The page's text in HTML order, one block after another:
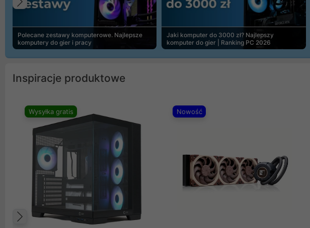
Polecane zestawy komputerowe. Najlepsze
komputery do gier i pracy
Jaki komputer do 3000 zł? Najlepszy
komputer do gier | Ranking PC 2026
Poprzedni
Inspiracje produktowe
Wysyłka gratis Nowość